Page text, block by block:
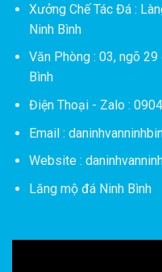
Xưởng Chế Tác Đá :
Ninh Bình
Văn Phòng : 03, ngõ
Bình
Điện Thoại - Zalo :
Email :
Website :
Lăng mộ đá Ninh Bình